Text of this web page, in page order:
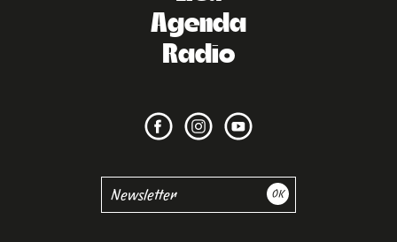
Agenda
Radio